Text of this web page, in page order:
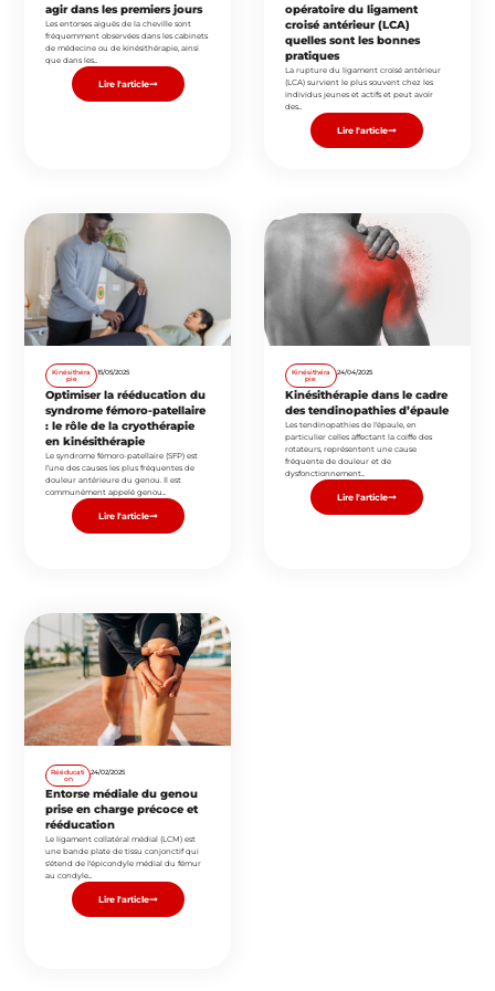
agir dans les premiers jours
Les entorses aiguës de la cheville sont
fréquemment observées dans les cabinets
de médecine ou de kinésithérapie, ainsi
que dans les...
Lire l'article
opératoire du ligament
croisé antérieur (LCA)
quelles sont les bonnes
pratiques
La rupture du ligament croisé antérieur
(LCA) survient le plus souvent chez les
individus jeunes et actifs et peut avoir
des...
Lire l'article
Kinésithéra
pie
15/05/2025
Optimiser la rééducation du
syndrome fémoro-patellaire
: le rôle de la cryothérapie
en kinésithérapie
Le syndrome fémoro-patellaire (SFP) est
l’une des causes les plus fréquentes de
douleur antérieure du genou. Il est
communément appelé genou...
Lire l'article
Kinésithéra
pie
24/04/2025
Kinésithérapie dans le cadre
des tendinopathies d’épaule
Les tendinopathies de l'épaule, en
particulier celles affectant la coiffe des
rotateurs, représentent une cause
fréquente de douleur et de
dysfonctionnement...
Lire l'article
Rééducati
on
24/02/2025
Entorse médiale du genou
prise en charge précoce et
rééducation
Le ligament collatéral médial (LCM) est
une bande plate de tissu conjonctif qui
s'étend de l'épicondyle médial du fémur
au condyle...
Lire l'article